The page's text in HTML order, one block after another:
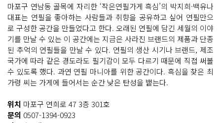
마포구 연남동 골목에 자리한 ‘작은연필가게 흑심’의 박지희·백유나
대표는 연필을 좋아하는 사람들과 취향을 공유하고 싶어 연필만으
로 구성한 공간을 만들었다고 한다. 오래된 연필에 담긴 세월의 이야
기를 만날 수 있는 이 공간에는 지금은 사라진 브랜드의 제품과 단종
된 추억의 연필들을 만날 수 있다. 연필의 생산 시기나 브랜드, 제조
국가에 따라 같은 경도라도 필기감이 모두 다르기 때문에 직접 써볼
수 있도록 했다. 과연 연필 마니아를 위한 공간이다. 흑심을 찾은 최
가령 씨는 가게에 들어서는 순간 낮은 탄성을 뱉는다.
위치 마포구 연희로 47 3층 301호
문의 0507-1394-0923